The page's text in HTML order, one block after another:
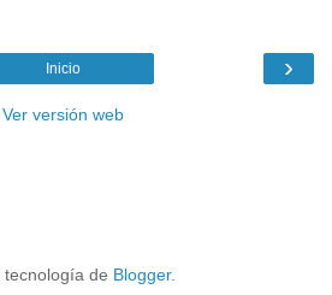
›
Inicio
Ver versión web
tecnología de Blogger.